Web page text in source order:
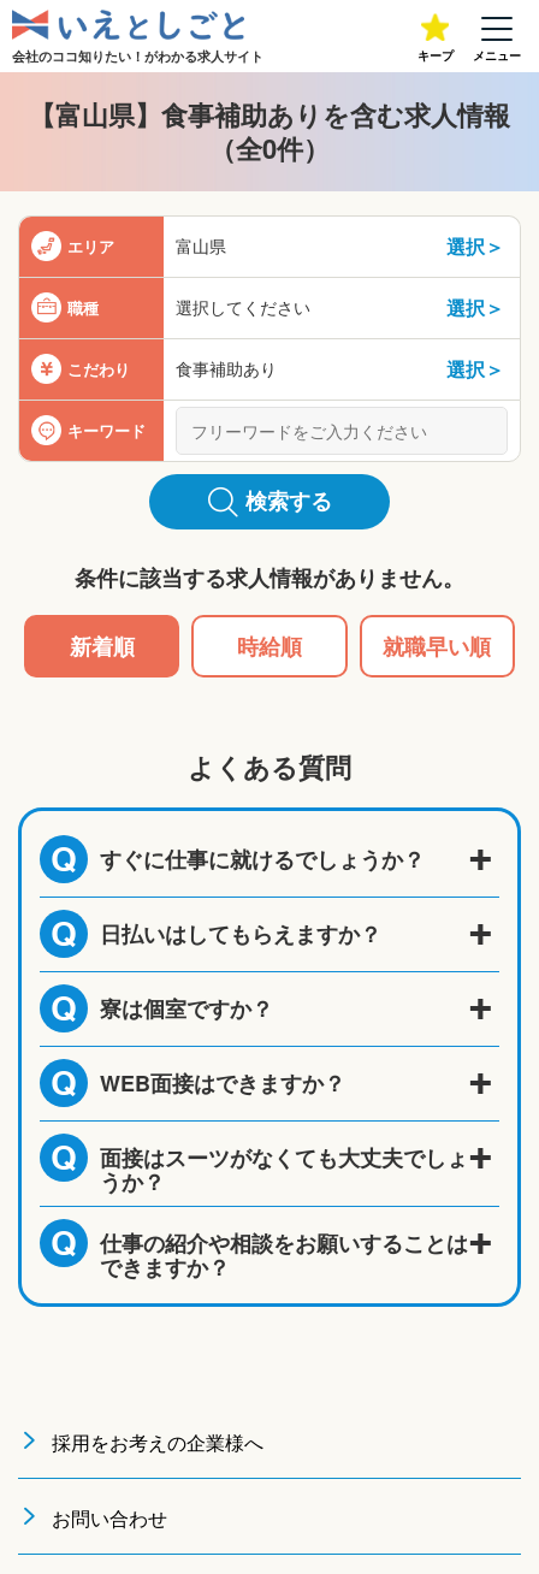
会社のココ知りたい！がわかる求人サイト キープ メニュー
【富山県】食事補助ありを含む求人情報
（全0件）
エリア 富山県 選択＞
職種 選択してください 選択＞
こだわり 食事補助あり 選択＞
キーワード
検索する
条件に該当する求人情報がありません。
新着順 時給順 就職早い順
よくある質問
Q すぐに仕事に就けるでしょうか？
Q 日払いはしてもらえますか？
Q 寮は個室ですか？
Q WEB面接はできますか？
Q 面接はスーツがなくても大丈夫でしょ
うか？
Q 仕事の紹介や相談をお願いすることは
できますか？
採用をお考えの企業様へ
お問い合わせ